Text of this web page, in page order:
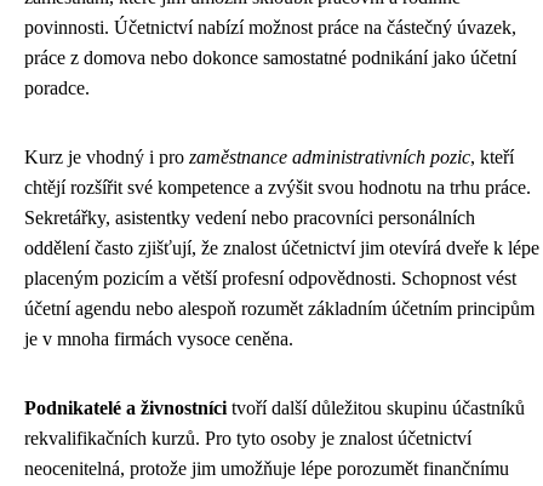
povinnosti. Účetnictví nabízí možnost práce na částečný úvazek,
práce z domova nebo dokonce samostatné podnikání jako účetní
poradce.
Kurz je vhodný i pro zaměstnance administrativních pozic, kteří
chtějí rozšířit své kompetence a zvýšit svou hodnotu na trhu práce.
Sekretářky, asistentky vedení nebo pracovníci personálních
oddělení často zjišťují, že znalost účetnictví jim otevírá dveře k lépe
placeným pozicím a větší profesní odpovědnosti. Schopnost vést
účetní agendu nebo alespoň rozumět základním účetním principům
je v mnoha firmách vysoce ceněna.
Podnikatelé a živnostníci tvoří další důležitou skupinu účastníků
rekvalifikačních kurzů. Pro tyto osoby je znalost účetnictví
neocenitelná, protože jim umožňuje lépe porozumět finančnímu